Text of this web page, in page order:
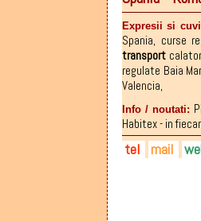
0034-
Expresii si
Spania, curse
transport
regulate Baia
Valencia,
Info / noutati:
Habitex - in
tel mail